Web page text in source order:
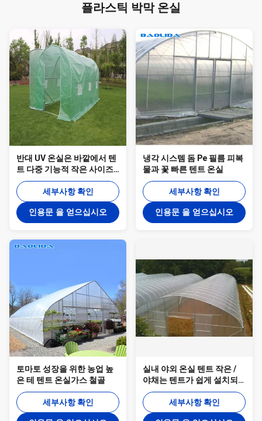
플라스틱 박막 온실
반대 UV 온실은 바깥에서 텐
트 다중 기능적 작은 사이즈
ISO9001을 성장시킵니다
세부사항 확인
인용문 을 얻으십시오
냉각 시스템 돔 Pe 필름 피복
물과 꽃 빠른 텐트 온실
세부사항 확인
인용문 을 얻으십시오
토마토 성장을 위한 농업 높
은 테 텐트 온실가스 철골
세부사항 확인
실내 야외 온실 텐트 작은 /
야채는 텐트가 쉽게 설치되
게 기릅니다
세부사항 확인